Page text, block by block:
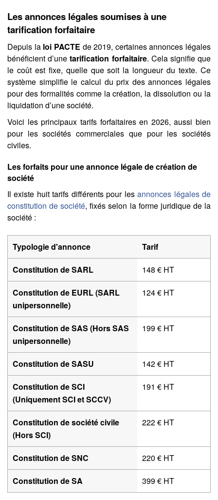
Les annonces légales soumises à une
tarification forfaitaire
Depuis la loi PACTE de 2019, certaines annonces légales
bénéficient d’unetarification forfaitaire. Cela signifie que
le coût est fixe, quelle que soit la longueur du texte. Ce
système simplifie le calcul du prix des annonces légales
pour des formalités comme la création, la dissolution ou la
liquidation d’une société.
Voici les principaux tarifs forfaitaires en 2026, aussi bien
pour les sociétés commerciales que pour les sociétés
civiles.
Les forfaits pour une annonce légale de création de
société
Il existe huit tarifs différents pour lesannonces légales de
constitution de société, fixés selon la forme juridique de la
société :
Typologie d'annonce Tarif
Constitution de SARL 148 € HT
Constitution de EURL (SARL
unipersonnelle)
124 € HT
Constitution de SAS (Hors SAS
unipersonnelle)
199 € HT
Constitution de SASU 142 € HT
Constitution de SCI
(Uniquement SCI et SCCV)
191 € HT
Constitution de société civile
(Hors SCI)
222 € HT
Constitution de SNC 220 € HT
Constitution de SA 399 € HT